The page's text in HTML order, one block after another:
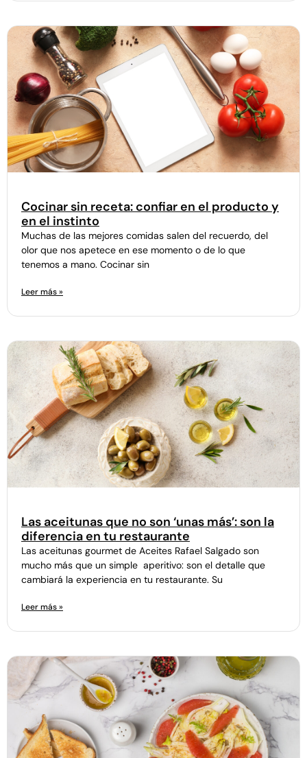
Cocinar sin receta: confiar en el producto y
en el instinto
Muchas de las mejores comidas salen del recuerdo, del
olor que nos apetece en ese momento o de lo que
tenemos a mano. Cocinar sin
Leer más »
Las aceitunas que no son ‘unas más’: son la
diferencia en tu restaurante
Las aceitunas gourmet de Aceites Rafael Salgado son
mucho más que un simple aperitivo: son el detalle que
cambiará la experiencia en tu restaurante. Su
Leer más »